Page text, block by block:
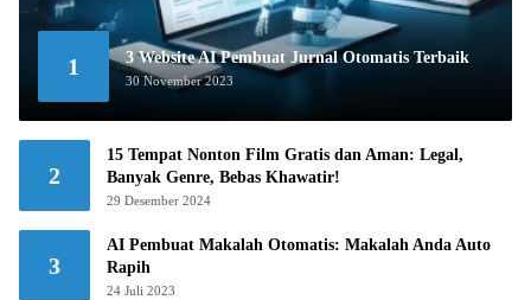
1 3 Website AI Pembuat Jurnal Otomatis Terbaik
30 November 2023
2
15 Tempat Nonton Film Gratis dan Aman: Legal,
Banyak Genre, Bebas Khawatir!
29 Desember 2024
3
AI Pembuat Makalah Otomatis: Makalah Anda Auto
Rapih
24 Juli 2023